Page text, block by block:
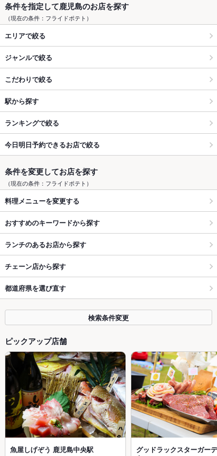
条件を指定して鹿児島のお店を探す
（現在の条件：フライドポテト）
エリアで絞る
ジャンルで絞る
こだわりで絞る
駅から探す
ランキングで絞る
今日明日予約できるお店で絞る
条件を変更してお店を探す
（現在の条件：フライドポテト）
料理メニューを変更する
おすすめのキーワードから探す
ランチのあるお店から探す
チェーン店から探す
都道府県を選び直す
検索条件変更
ピックアップ店舗
魚屋しげぞう 鹿児島中央駅
グッドラックスターガー